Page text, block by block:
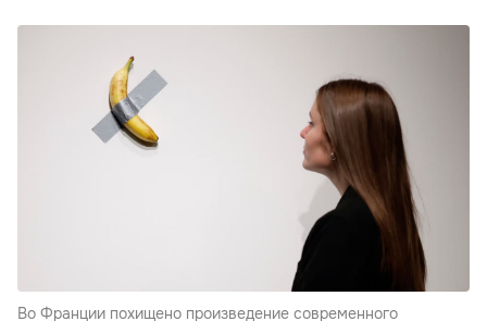
Во Франции похищено произведение современного